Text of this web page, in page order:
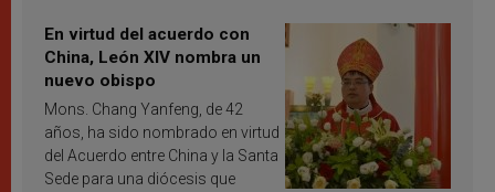
En virtud del acuerdo con
China, León XIV nombra un
nuevo obispo
Mons. Chang Yanfeng, de 42
años, ha sido nombrado en virtud
del Acuerdo entre China y la Santa
Sede para una diócesis que